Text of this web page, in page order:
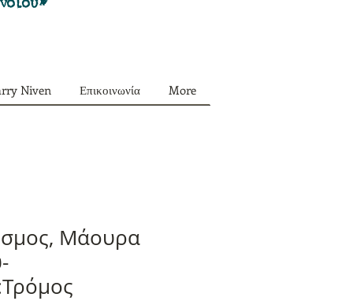
Niven Επικοινωνία More
Μάουρα